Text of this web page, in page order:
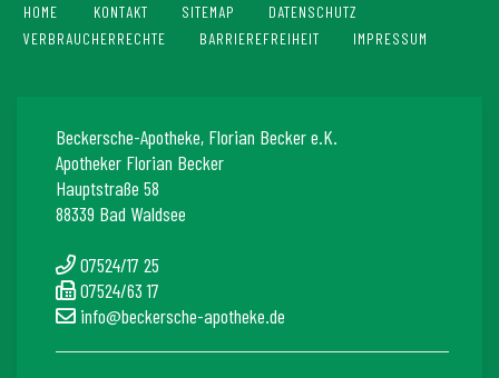
HOME KONTAKT SITEMAP
DATENSCHUTZ
VERBRAUCHERRECHTE
BARRIEREFREIHEIT IMPRESSUM
Beckersche-Apotheke, Florian Becker e.K.
Apotheker Florian Becker
Hauptstraße 58
88339 Bad Waldsee
07524/17 25
07524/63 17
info@beckersche-apotheke.de